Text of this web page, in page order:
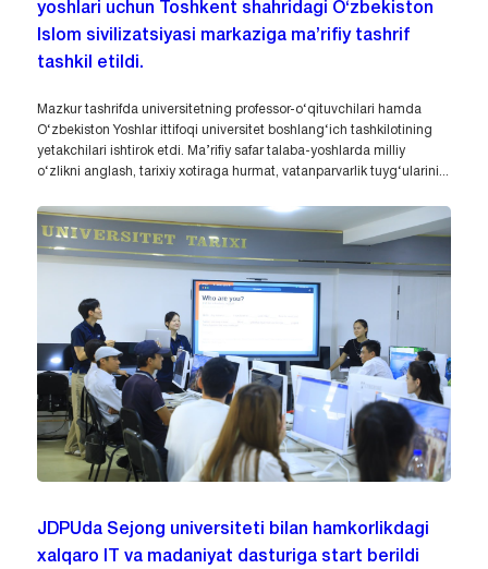
yoshlari uchun Toshkent shahridagi O‘zbekiston
Islom sivilizatsiyasi markaziga ma’rifiy tashrif
tashkil etildi.
Mazkur tashrifda universitetning professor-o‘qituvchilari hamda
O‘zbekiston Yoshlar ittifoqi universitet boshlang‘ich tashkilotining
yetakchilari ishtirok etdi. Ma’rifiy safar talaba-yoshlarda milliy
o‘zlikni anglash, tarixiy xotiraga hurmat, vatanparvarlik tuyg‘ularini...
JDPUda Sejong universiteti bilan hamkorlikdagi
xalqaro IT va madaniyat dasturiga start berildi